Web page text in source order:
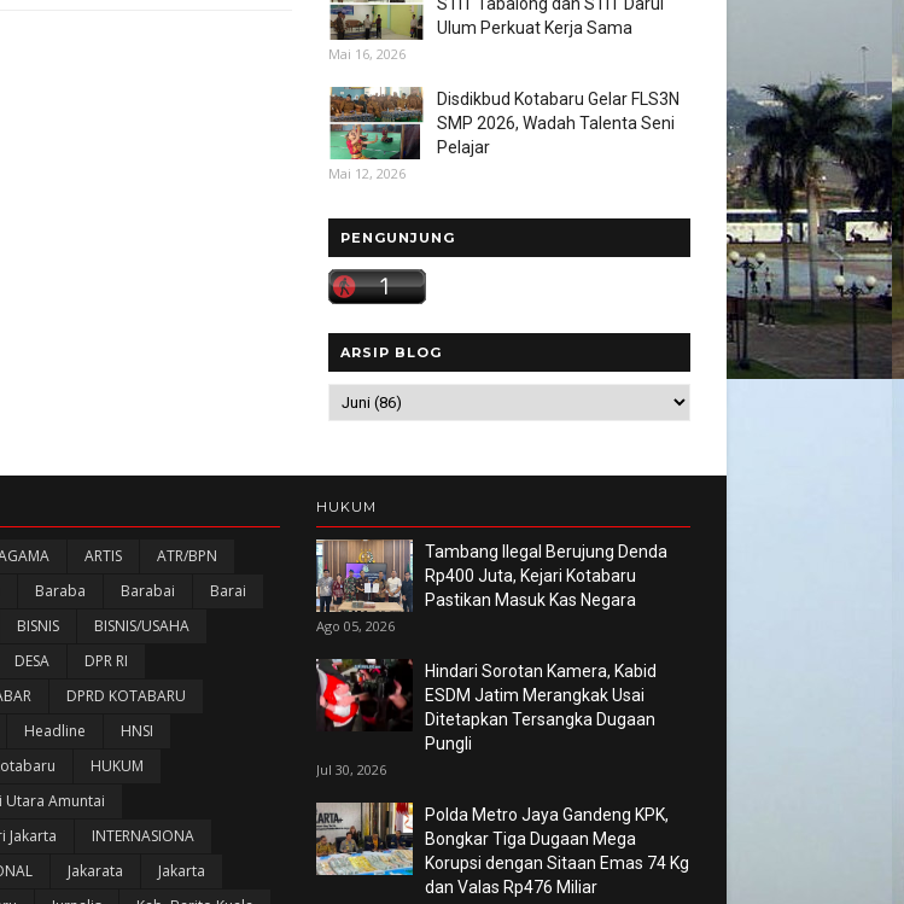
Ulum Perkuat Kerja Sama
Mai 16, 2026
Disdikbud Kotabaru Gelar FLS3N
SMP 2026, Wadah Talenta Seni
Pelajar
Mai 12, 2026
PENGUNJUNG
ARSIP BLOG
ARTIS
ATR/BPN
Baraba Barabai
Barai
BISNIS
BISNIS/USAHA
DESA
DPR RI
DPRD KOTABARU
Headline
HNSI
HUKUM
Utara Amuntai
Jakarta
INTERNASIONA
Jakarata
Jakarta
HUKUM
Tambang Ilegal Berujung Denda
Rp400 Juta, Kejari Kotabaru
Pastikan Masuk Kas Negara
Ago 05, 2026
Hindari Sorotan Kamera, Kabid
ESDM Jatim Merangkak Usai
Ditetapkan Tersangka Dugaan
Pungli
Jul 30, 2026
Polda Metro Jaya Gandeng KPK,
Bongkar Tiga Dugaan Mega
Korupsi dengan Sitaan Emas 74 Kg
dan Valas Rp476 Miliar